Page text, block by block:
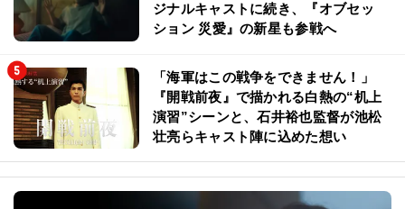
ジナルキャストに続き、『オブセッ
ション 災愛』の新星も参戦へ
「海軍はこの戦争をできません！」
『開戦前夜』で描かれる白熱の“机上
演習”シーンと、石井裕也監督が池松
壮亮らキャスト陣に込めた想い